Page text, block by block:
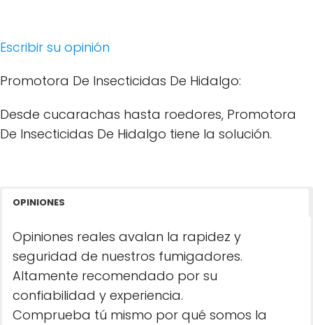
Escribir su opinión
Promotora De Insecticidas De Hidalgo:
Desde cucarachas hasta roedores, Promotora
De Insecticidas De Hidalgo tiene la solución.
OPINIONES
Opiniones reales avalan la rapidez y
seguridad de nuestros fumigadores.
Altamente recomendado por su
confiabilidad y experiencia.
Comprueba tú mismo por qué somos la